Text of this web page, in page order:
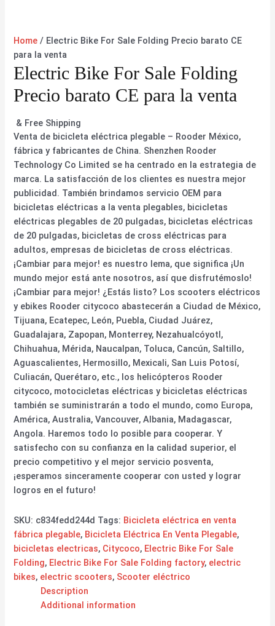
Home / Electric Bike For Sale Folding Precio barato CE
para la venta
Electric Bike For Sale Folding
Precio barato CE para la venta
& Free Shipping
Venta de bicicleta eléctrica plegable – Rooder México,
fábrica y fabricantes de China. Shenzhen Rooder
Technology Co Limited se ha centrado en la estrategia de
marca. La satisfacción de los clientes es nuestra mejor
publicidad. También brindamos servicio OEM para
bicicletas eléctricas a la venta plegables, bicicletas
eléctricas plegables de 20 pulgadas, bicicletas eléctricas
de 20 pulgadas, bicicletas de cross eléctricas para
adultos, empresas de bicicletas de cross eléctricas.
¡Cambiar para mejor! es nuestro lema, que significa ¡Un
mundo mejor está ante nosotros, así que disfrutémoslo!
¡Cambiar para mejor! ¿Estás listo? Los scooters eléctricos
y ebikes Rooder citycoco abastecerán a Ciudad de México,
Tijuana, Ecatepec, León, Puebla, Ciudad Juárez,
Guadalajara, Zapopan, Monterrey, Nezahualcóyotl,
Chihuahua, Mérida, Naucalpan, Toluca, Cancún, Saltillo,
Aguascalientes, Hermosillo, Mexicali, San Luis Potosí,
Culiacán, Querétaro, etc., los helicópteros Rooder
citycoco, motocicletas eléctricas y bicicletas eléctricas
también se suministrarán a todo el mundo, como Europa,
América, Australia, Vancouver, Albania, Madagascar,
Angola. Haremos todo lo posible para cooperar. Y
satisfecho con su confianza en la calidad superior, el
precio competitivo y el mejor servicio posventa,
¡esperamos sinceramente cooperar con usted y lograr
logros en el futuro!
SKU: c834fedd244d Tags: Bicicleta eléctrica en venta
fábrica plegable, Bicicleta Eléctrica En Venta Plegable,
bicicletas electricas, Citycoco, Electric Bike For Sale
Folding, Electric Bike For Sale Folding factory, electric
bikes, electric scooters, Scooter eléctrico
Description
Additional information